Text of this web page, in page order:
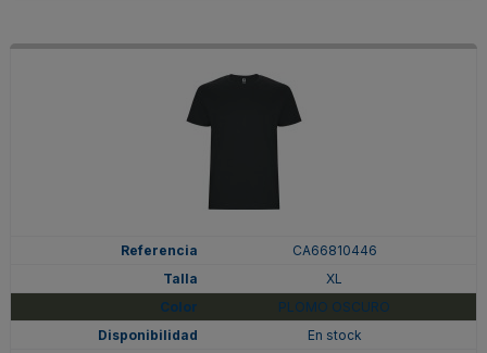
CA66810446
XL
PLOMO OSCURO
En stock